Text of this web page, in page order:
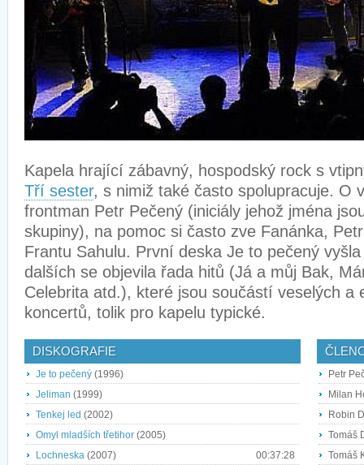
Kapela hrající zábavný, hospodský rock s
Tří sester, s nimiž také často spolupracuje. O
frontman Petr Pečený (iniciály jehož jména
skupiny), na pomoc si často zve Fanánka,
Frantu Sahulu. První deska Je to pečený
dalších se objevila řada hitů (Já a můj Bak,
Celebrita atd.), které jsou součástí veselých a
koncertů, tolik pro kapelu typické.
DISKOGRAFIE
Je to pečený (1996)
Jeliman (1999)
Tenkej led (2002)
Omyl mladších třetihor (2005)
Lochneska (2007)
00:37:28
Petr
Milan
Robin
Tomáš
Tomáš